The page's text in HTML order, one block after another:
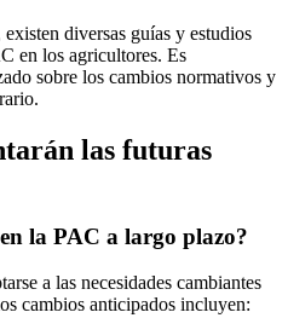
diversas guías y estudios
en los agricultores. Es
sobre los cambios normativos y
las futuras
la PAC a largo plazo?
a las necesidades cambiantes
cambios anticipados incluyen: